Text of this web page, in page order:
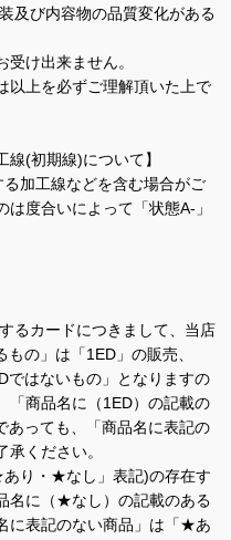
及び内容物の品質変化がある
け出来ません。
以上を必ずご理解頂いた上で
線(初期線)について】
加工線などを含む場合がご
度合いによって「状態A-」
るカードにつきまして、当店
の」は「1ED」の販売、
ではないもの」となりますの
「商品名に（1ED）の記載の
あっても、「商品名に表記の
ください。
り・★なし」表記)の存在す
名に（★なし）の記載のある
に表記のない商品」は「★あ